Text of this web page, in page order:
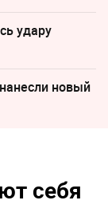
удару
новый
себя